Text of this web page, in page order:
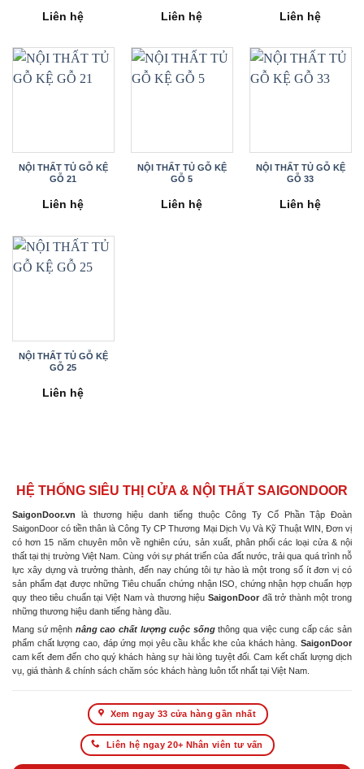
Liên hệ Liên hệ Liên hệ
NỘI THẤT TỦ GỖ KỆ
GỖ 21
Liên hệ
NỘI THẤT TỦ GỖ KỆ
GỖ 5
Liên hệ
NỘI THẤT TỦ GỖ KỆ
GỖ 33
Liên hệ
NỘI THẤT TỦ GỖ KỆ
GỖ 25
Liên hệ
HỆ THỐNG SIÊU THỊ CỬA & NỘI THẤT SAIGONDOOR
SaigonDoor.vn là thương hiệu danh tiếng thuộc Công Ty Cổ Phần Tập Đoàn
SaigonDoor có tiền thân là Công Ty CP Thương Mại Dịch Vụ Và Kỹ Thuật WIN, Đơn vị
có hơn 15 năm chuyên môn về nghiên cứu, sản xuất, phân phối các loại cửa & nội
thất tại thị trường Việt Nam. Cùng với sự phát triển của đất nước, trải qua quá trình nỗ
lực xây dựng và trưởng thành, đến nay chúng tôi tự hào là một trong số ít đơn vị có
sản phẩm đạt được những Tiêu chuẩn chứng nhận ISO, chứng nhận hợp chuẩn hợp
quy theo tiêu chuẩn tại Việt Nam và thương hiệu SaigonDoor đã trở thành một trong
những thương hiệu danh tiếng hàng đầu.
Mang sứ mệnh nâng cao chất lượng cuộc sốngthông qua việc cung cấp các sản
phẩm chất lượng cao, đáp ứng mọi yêu cầu khắc khe của khách hàng. SaigonDoor
cam kết đem đến cho quý khách hàng sự hài lòng tuyệt đối. Cam kết chất lượng dịch
vụ, giá thành & chính sách chăm sóc khách hàng luôn tốt nhất tại Việt Nam.
Xem ngay 33 cửa hàng gần nhất
Liên hệ ngay 20+ Nhân viên tư vấn